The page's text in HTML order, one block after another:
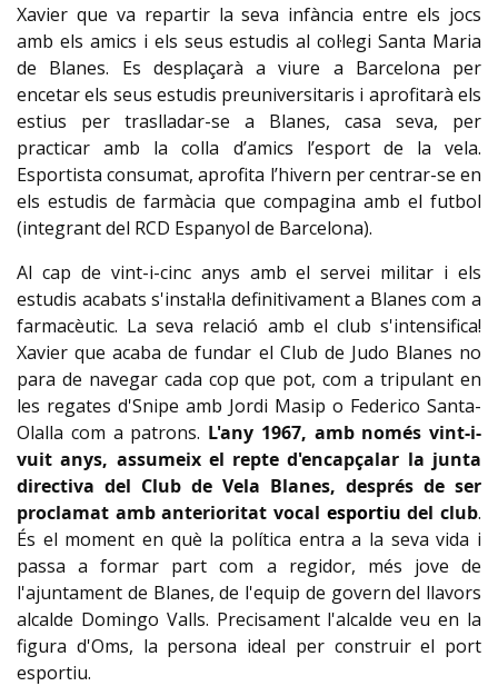
Xavier que va repartir la seva infància entre els jocs
amb els amics i els seus estudis al col·legi Santa Maria
de Blanes. Es desplaçarà a viure a Barcelona per
encetar els seus estudis preuniversitaris i aprofitarà els
estius per traslladar-se a Blanes, casa seva, per
practicar amb la colla d’amics l’esport de la vela.
Esportista consumat, aprofita l’hivern per centrar-se en
els estudis de farmàcia que compagina amb el futbol
(integrant del RCD Espanyol de Barcelona).
Al cap de vint-i-cinc anys amb el servei militar i els
estudis acabats s'instal·la definitivament a Blanes com a
farmacèutic. La seva relació amb el club s'intensifica!
Xavier que acaba de fundar el Club de Judo Blanes no
para de navegar cada cop que pot, com a tripulant en
les regates d'Snipe amb Jordi Masip o Federico Santa-
Olalla com a patrons. L'any 1967, amb només vint-i-
vuit anys, assumeix el repte d'encapçalar la junta
directiva del Club de Vela Blanes, després de ser
proclamat amb anterioritat vocal esportiu del club.
És el moment en què la política entra a la seva vida i
passa a formar part com a regidor, més jove de
l'ajuntament de Blanes, de l'equip de govern del llavors
alcalde Domingo Valls. Precisament l'alcalde veu en la
figura d'Oms, la persona ideal per construir el port
esportiu.